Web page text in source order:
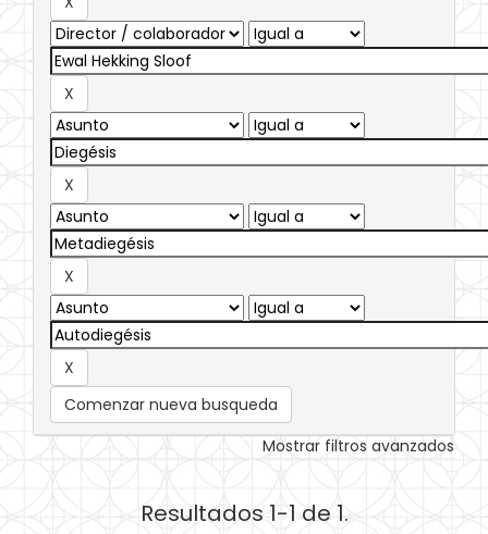
Comenzar nueva busqueda
Mostrar filtros avanzados
Resultados 1-1 de 1.